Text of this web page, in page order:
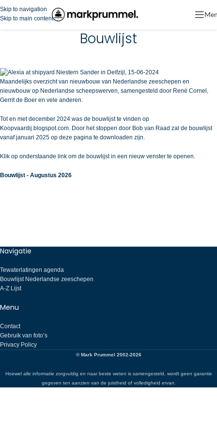
Skip to navigation
Skip to main content
Bouwlijst
Maandelijks overzicht van nieuwbouw van Nederlandse zeeschepen en
nieuwbouw op Nederlandse scheepswerven, samengesteld door René Cornel,
Gerrit de Boer en vele anderen.
Tot en met december 2024 was de bouwlijst te vinden op
Koopvaardij.blogspot.com. Door het stoppen door Bob van Raad zal de bouwlijst
vanaf januari 2025 op deze pagina te downloaden zijn.
Klik op onderstaande link om de bouwlijst in een nieuw venster te openen.
Bouwlijst - Augustus 2026
Navigatie
Tewaterlatingen agenda
Bouwlijst Nederlandse zeeschepen
A-Z Lijst
Menu
Contact
Gebruik van foto’s
Privacy Policy
© Mark Prummel 2002-2026
Hoewel alle informatie zorgvuldig en naar beste weten is samengesteld, wordt geen garantie
gegeven ten aanzien van de juistheid of volledigheid ervan.